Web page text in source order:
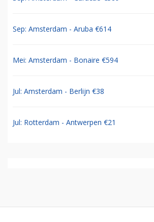
Sep: Amsterdam - Aruba €614
Mei: Amsterdam - Bonaire €594
Jul: Amsterdam - Berlijn €38
Jul: Rotterdam - Antwerpen €21